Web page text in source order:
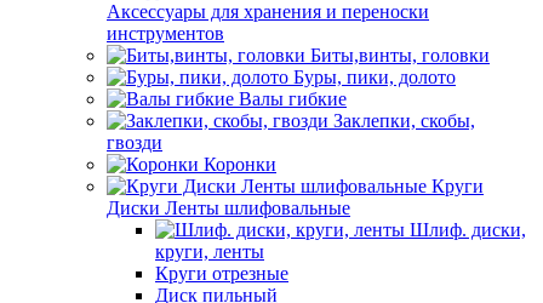
Аксессуары для хранения и переноски
инструментов
Биты,винты, головки
Буры, пики, долото
Валы гибкие
Заклепки, скобы,
гвозди
Коронки
Круги
Диски Ленты шлифовальные
Шлиф. диски,
круги, ленты
Круги отрезные
Диск пильный